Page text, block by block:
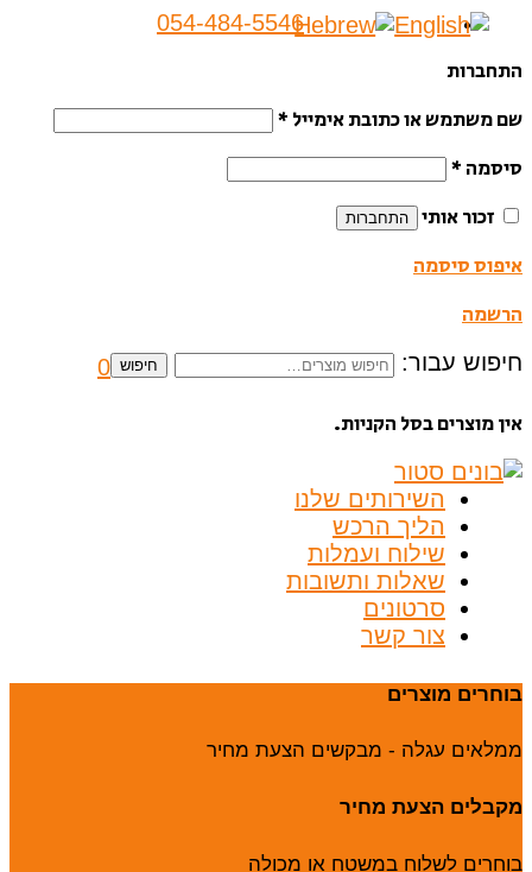
054-484-5546
התחברות
שם משתמש או כתובת אימייל *
סיסמה *
זכור אותי
התחברות
איפוס סיסמה
הרשמה
חיפוש עבור: חיפוש 0
אין מוצרים בסל הקניות.
השירותים שלנו
הליך הרכש
שילוח ועמלות
שאלות ותשובות
סרטונים
צור קשר
בוחרים מוצרים
ממלאים עגלה - מבקשים הצעת מחיר
מקבלים הצעת מחיר
בוחרים לשלוח במשטח או מכולה